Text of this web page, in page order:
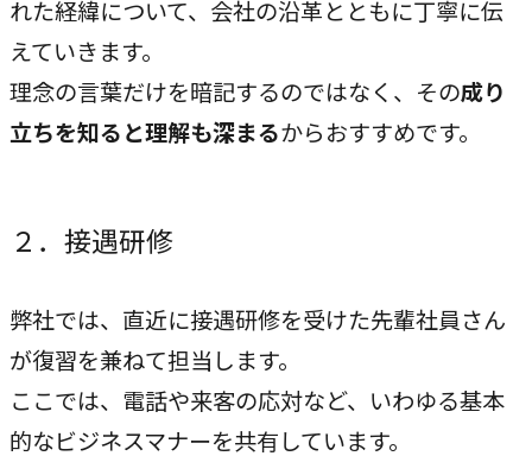
企業情報
ライオンハートの会社概要、歴史、そしてメンバーをご紹
LH&creatives Inc.
グループ会社（海外拠点）の紹介
役員紹介
れた経緯について、会社の沿革とともに丁寧に伝
えていきます。
理念の言葉だけを暗記するのではなく、その成り
立ちを知ると理解も深まるからおすすめです。
２．接遇研修
弊社では、直近に接遇研修を受けた先輩社員さん
が復習を兼ねて担当します。
ここでは、電話や来客の応対など、いわゆる基本
的なビジネスマナーを共有しています。